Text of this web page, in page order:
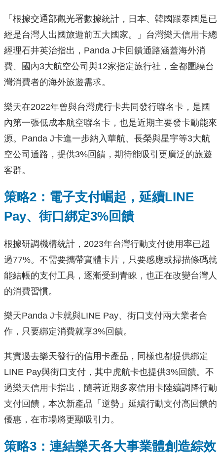
「根據交通部觀光署數據統計，日本、韓國跟泰國是已
經是台灣人出國旅遊前五大國家。」台灣樂天信用卡總
經理石井英治指出，Panda J卡回饋通路涵蓋海外消
費、國內3大航空公司與12家指定旅行社，全都圍繞台
灣消費者的海外旅遊需求。
樂天在2022年曾與台灣虎行卡共同發行聯名卡，是國
內第一張低成本航空聯名卡，也是近期主要發卡動能來
源。Panda J卡進一步納入華航、長榮與星宇等3大航
空公司通路，提供3%回饋，期待能吸引更廣泛的旅遊
客群。
策略2：電子支付崛起，延續LINE
Pay、街口綁定3%回饋
根據研調機構統計，2023年台灣行動支付使用率已超
過77%。不需要攜帶實體卡片，只要感應或掃描條碼就
能結帳的支付工具，逐漸受到青睞，也正在改變台灣人
的消費習慣。
樂天Panda J卡就與LINE Pay、街口支付兩大業者合
作，只要綁定消費就享3%回饋。
其實過去樂天發行的信用卡產品，同樣也都提供綁定
LINE Pay與街口支付，其中虎航卡也提供3%回饋。不
過樂天信用卡指出，隨著近期多家信用卡陸續調降行動
支付回饋，本次新產品「逆勢」延續行動支付高回饋的
優惠，在市場將更顯吸引力。
策略3：連結樂天各大事業體創造綜效